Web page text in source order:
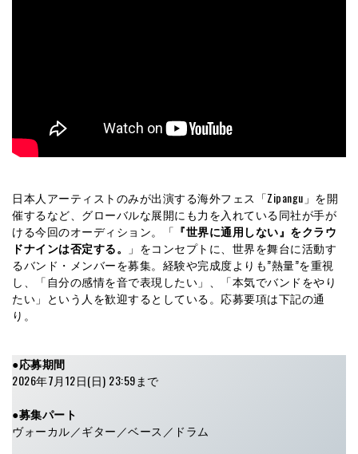
日本人アーティストのみが出演する海外フェス「Zipangu」を開
催するなど、グローバルな展開にも力を入れている同社が手が
ける今回のオーディション。「 『世界に通用しない』をクラウ
ドナインは否定する。
」をコンセプトに、世界を舞台に活動す
るバンド・メンバーを募集。経験や完成度よりも”熱量”を重視
し、「自分の感情を音で表現したい」、「本気でバンドをやり
たい」という人を歓迎するとしている。応募要項は下記の通
り。
●応募期間
2026年7月12日(日) 23:59まで
●募集パート
ヴォーカル／ギター／ベース／ドラム